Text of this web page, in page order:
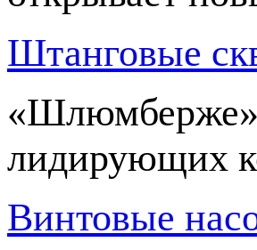
Штанговые
«Шлюмберже»
лидирующих
Винтовые